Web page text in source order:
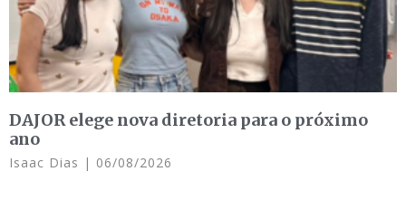
DAJOR elege nova diretoria para o próximo
ano
Isaac Dias 06/08/2026